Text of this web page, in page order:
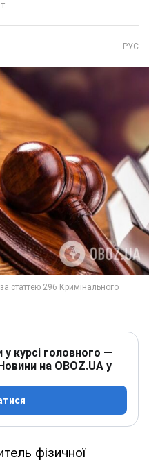
РУС
курсі головного —
на OBOZ.UA у
фізичної